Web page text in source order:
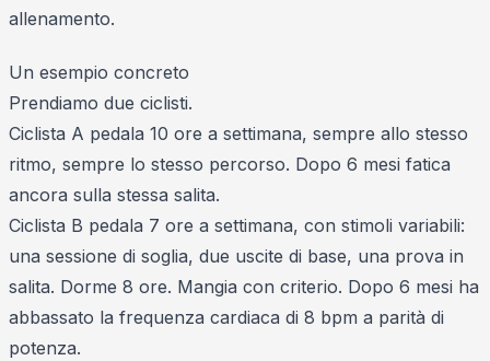
allenamento.
Un esempio concreto
Prendiamo due ciclisti.
Ciclista A pedala 10 ore a settimana, sempre allo stesso
ritmo, sempre lo stesso percorso. Dopo 6 mesi fatica
ancora sulla stessa salita.
Ciclista B pedala 7 ore a settimana, con stimoli variabili:
una sessione di soglia, due uscite di base, una prova in
salita. Dorme 8 ore. Mangia con criterio. Dopo 6 mesi ha
abbassato la frequenza cardiaca di 8 bpm a parità di
potenza.